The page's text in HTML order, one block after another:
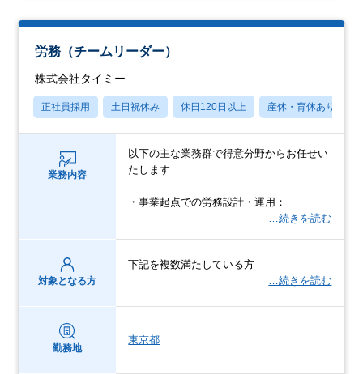
労務（チームリーダー）
株式会社タイミー
正社員採用 土日祝休み 休日120日以上 産休・育休あり
業務内容
以下の主な業務群で得意分野からお任せい
たします
・事業起点での労務設計・運用：
…続きを読む
対象となる方
下記を複数満たしている方
…続きを読む
勤務地
東京都